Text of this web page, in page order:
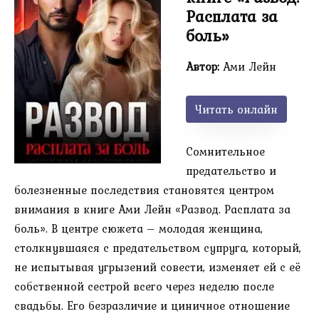
Расплата за
боль»
Автор:Ами Лейн
Читать онлайн
Сомнительное
предательство и
болезненные последствия становятся центром
внимания в книге Ами Лейн «Развод. Расплата за
боль». В центре сюжета – молодая женщина,
столкнувшаяся с предательством супруга, который,
не испытывая угрызений совести, изменяет ей с её
собственной сестрой всего через неделю после
свадьбы. Его безразличие и циничное отношение